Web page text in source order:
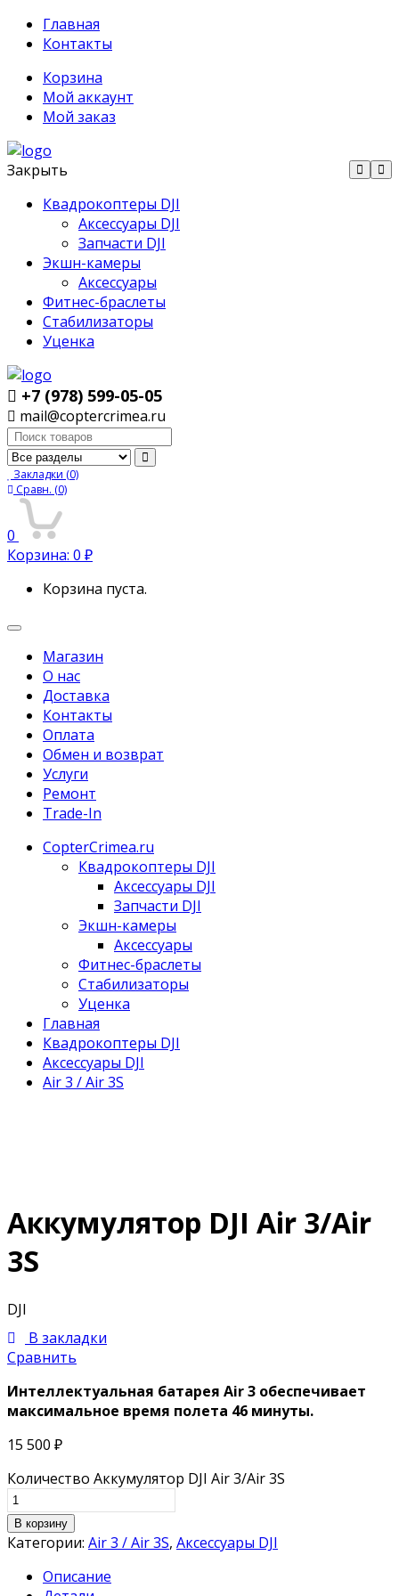
Главная
Контакты
Корзина
Мой аккаунт
Мой заказ
Закрыть
Квадрокоптеры DJI
Аксессуары DJI
Запчасти DJI
Экшн-камеры
Аксессуары
Фитнес-браслеты
Стабилизаторы
Уценка
+7 (978) 599-05-05
mail@coptercrimea.ru
Поиск:
Закладки (0)
Сравн. (0)
0
Корзина: 0 ₽
Корзина пуста.
Переключить
Магазин
О нас
Доставка
Контакты
Оплата
Обмен и возврат
Услуги
Ремонт
Trade-In
CopterCrimea.ru
Квадрокоптеры DJI
Аксессуары DJI
Запчасти DJI
Экшн-камеры
Аксессуары
Фитнес-браслеты
Стабилизаторы
Уценка
Главная
Квадрокоптеры DJI
Аксессуары DJI
Air 3 / Air 3S
Аккумулятор DJI Air 3/Air
3S
DJI
В закладки
Сравнить
Интеллектуальная батарея Air 3 обеспечивает
максимальное время полета 46 минуты.
15 500 ₽
Количество Аккумулятор DJI Air 3/Air 3S
В корзину
Категории: Air 3 / Air 3S, Аксессуары DJI
Описание